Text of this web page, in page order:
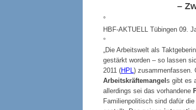
–
°
HBF-AKTUELL Tübingen 09.
°
„Die Arbeitswelt als
gestärkt worden – so lassen
2011 (HPL ) zusammenfassen.
Arbeitskräftemangels gibt es
allerdings sei das vorhandene
Familienpolitisch sind dafür